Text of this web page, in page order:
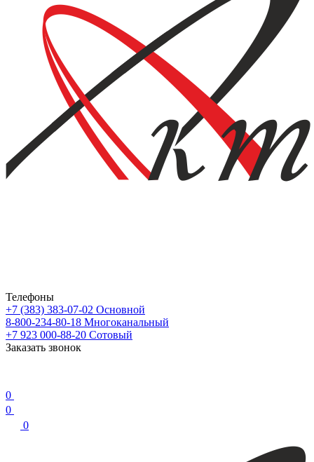
Телефоны
+7 (383) 383-07-02 Основной
8-800-234-80-18 Многоканальный
+7 923 000-88-20 Сотовый
Заказать звонок
0
0
0